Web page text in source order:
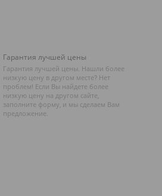
Гарантия лучшей цены
Гарантия лучшей цены. Нашли более
низкую цену в другом месте? Нет
проблем! Если Вы найдете более
низкую цену на другом сайте,
заполните форму, и мы сделаем Вам
предложение.